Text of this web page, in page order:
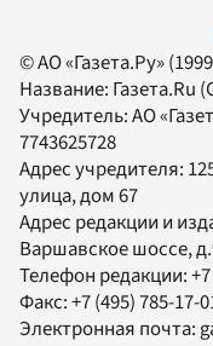
© АО «Газета.Ру»
Название: Газета.Ru
Учредитель:АО
7743625728
Адрес учредителя:
улица, дом 67
Адрес редакции и
Варшавское шоссе,
Телефон редакции:
Факс:+7 (495) 785-17-
Электронная почта: